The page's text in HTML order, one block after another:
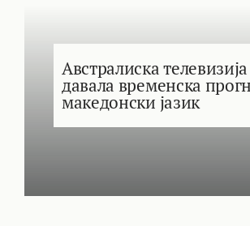
Австралиска телевизија
давала временска
македонски јазик